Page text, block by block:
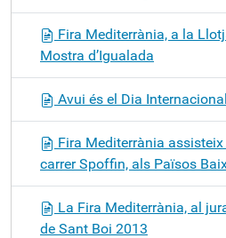
Fira Mediterrània, a la
Mostra d’Igualada
Avui és el Dia
Fira Mediterrània
carrer Spoffin, als Països
La Fira Mediterrània, al
de Sant Boi 2013